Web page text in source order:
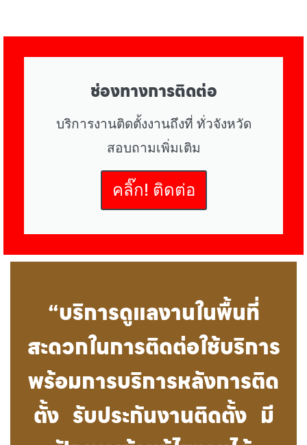
ช่องทางการติดต่อ
บริการงานติดตั้งงานถึงที่ ทั่วจังหวัด
สอบถามเพิ่มเติม
คลิ๊ก! ติดต่อ
“บริการดูแลงานในพื้นที่
สะดวกในการติดต่อใช้บริการ
พร้อมการบริการหลังการติด
ตั้ง รับประกันงานติดตั้ง มี